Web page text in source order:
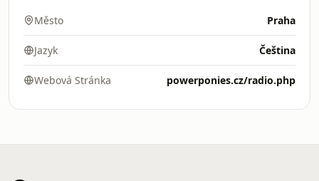
Město Praha
Jazyk Čeština
Webová Stránka powerponies.cz/radio.php